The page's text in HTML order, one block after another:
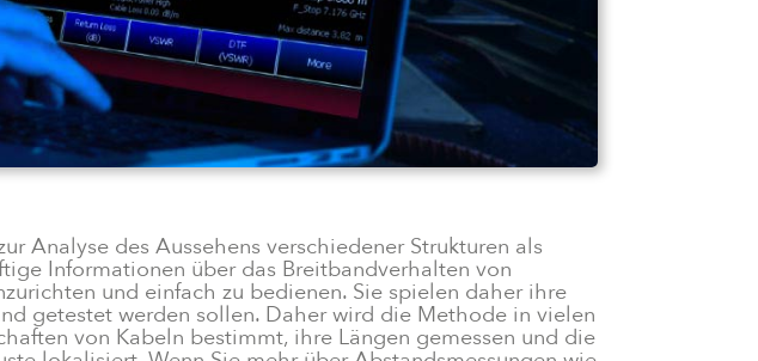
Analyse des Aussehens verschiedener Strukturen als
Informationen über das Breitbandverhalten von
und einfach zu bedienen. Sie spielen daher ihre
getestet werden sollen. Daher wird die Methode in vielen
von Kabeln bestimmt, ihre Längen gemessen und die